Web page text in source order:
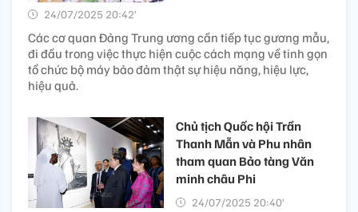
24/07/2025 20:42’
Các cơ quan Đảng Trung ương cần tiếp tục gương mẫu,
đi đầu trong việc thực hiện cuộc cách mạng về tinh gọn
tổ chức bộ máy bảo đảm thật sự hiệu năng, hiệu lực,
hiệu quả.
Chủ tịch Quốc hội Trần
Thanh Mẫn và Phu nhân
tham quan Bảo tàng Văn
minh châu Phi
24/07/2025 20:40’